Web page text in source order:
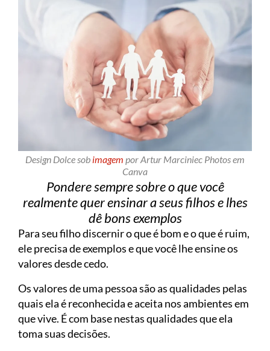
Design Dolce sob imagem por Artur Marciniec Photos em
Canva
Pondere sempre sobre o que você
realmente quer ensinar a seus filhos e lhes
dê bons exemplos
Para seu filho discernir o que é bom e o que é ruim,
ele precisa de exemplos e que você lhe ensine os
valores desde cedo.
Os valores de uma pessoa são as qualidades pelas
quais ela é reconhecida e aceita nos ambientes em
que vive. É com base nestas qualidades que ela
toma suas decisões.